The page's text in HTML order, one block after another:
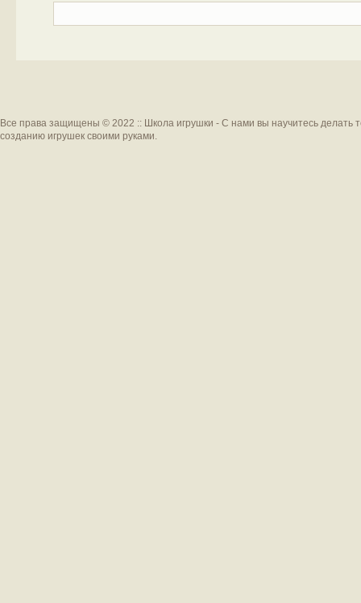
Все права защищены © 2022 :: Школа игрушки - С нами вы научитесь делать
созданию игрушек своими руками.